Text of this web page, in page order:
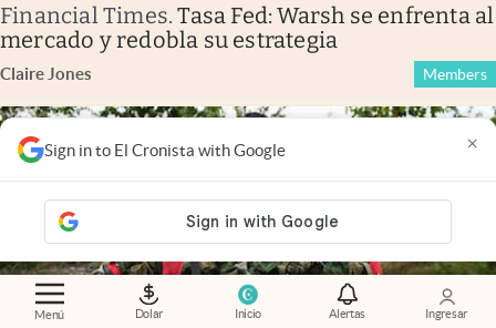
Menú Dolar Inicio Alertas Ingresar
Sign in to El Cronista with Google ×
Financial Times.Tasa Fed: Warsh se enfrenta al
mercado y redobla su estrategia
Claire Jones Members